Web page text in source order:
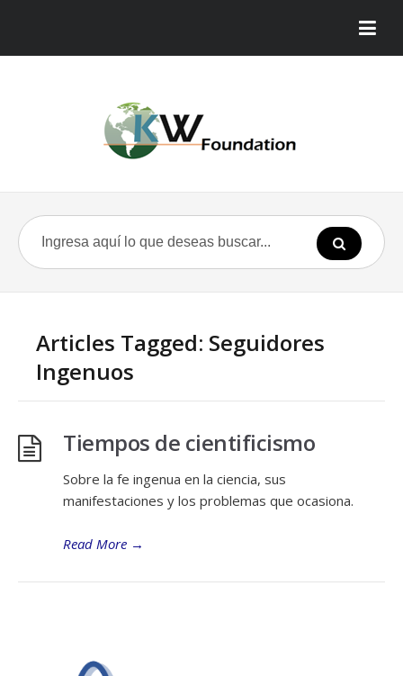
Articles Tagged: Seguidores
Ingenuos
Tiempos de cientificismo
Sobre la fe ingenua en la ciencia, sus
manifestaciones y los problemas que ocasiona.
Read More →